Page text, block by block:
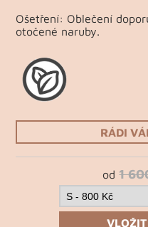
Ošetření: Oblečení
otočené naruby.
RÁDI
od1